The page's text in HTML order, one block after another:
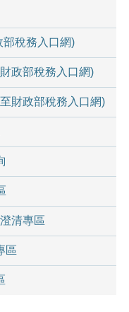
部稅務入口網)
政部稅務入口網)
財政部稅務入口網)
清專區
區